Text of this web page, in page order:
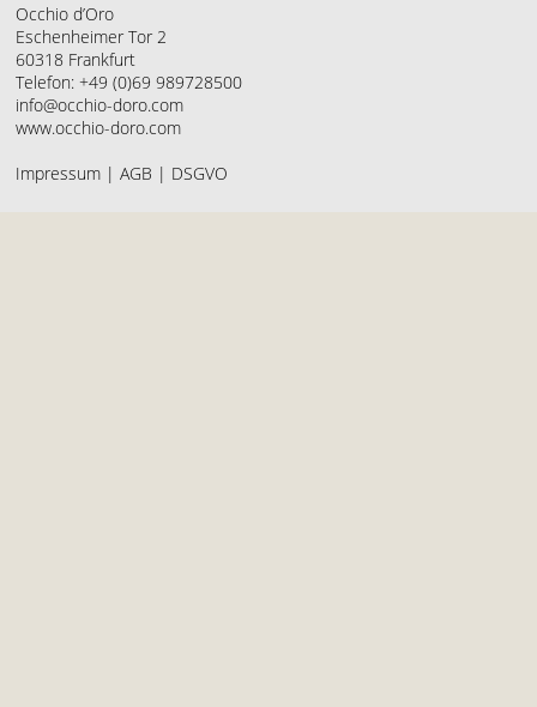
Occhio d’Oro
Eschenheimer Tor 2
60318 Frankfurt
Telefon: +49 (0)69 989728500
info@occhio-doro.com
www.occhio-doro.com
Impressum | AGB | DSGVO